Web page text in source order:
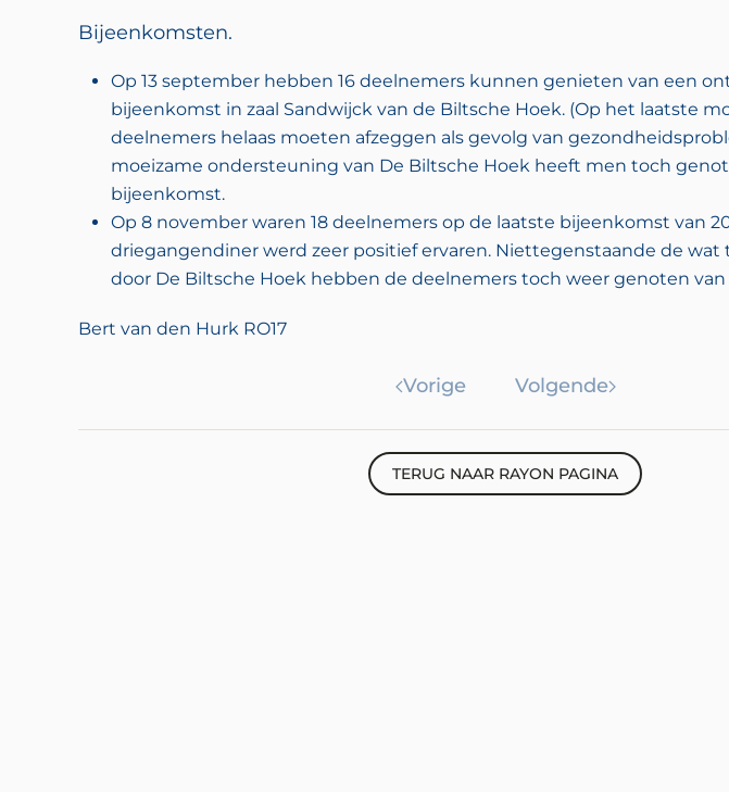
Bijeenkomsten.
Op 13 september hebben 16 deelnemers kunnen genieten van een
bijeenkomst in zaal Sandwijck van de Biltsche Hoek. (Op het laatste
deelnemers helaas moeten afzeggen als gevolg van
moeizame ondersteuning van De Biltsche Hoek heeft men toch
bijeenkomst.
Op 8 november waren 18 deelnemers op de laatste bijeenkomst van
driegangendiner werd zeer positief ervaren. Niettegenstaande de
door De Biltsche Hoek hebben de deelnemers toch weer genoten
Bert van den Hurk RO17
Vorige Volgende
TERUG NAAR RAYON PAGINA